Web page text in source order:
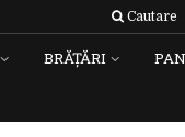
Cautare
BRĂȚĂRI